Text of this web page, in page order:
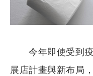
今年即使受到疫
展店計畫與新布局